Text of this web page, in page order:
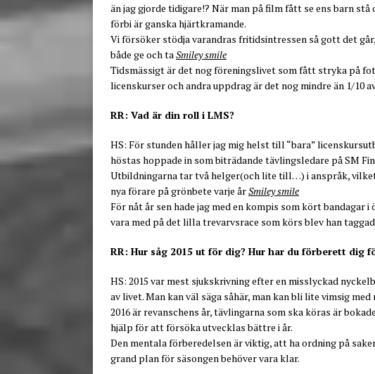
än jag gjorde tidigare!? När man på film fått se ens barn
förbi är ganska hjärtkramande.
Vi försöker stödja varandras fritidsintressen så gott det
både ge och ta Smiley smile
Tidsmässigt är det nog föreningslivet som fått stryka på
licenskurser och andra uppdrag är det nog mindre än 1/10
RR: Vad är din roll i LMS?
HS: För stunden håller jag mig helst till “bara”
höstas hoppade in som biträdande tävlingsledare på SM
Utbildningarna tar två helger(och lite till…) i anspråk,
nya förare på grönbete varje årSmiley smile
För nåt år sen hade jag med en kompis som kört
vara med på det lilla trevarvsrace som körs blev han
RR: Hur såg 2015 ut för dig? Hur har du förberett dig
HS: 2015 var mest sjukskrivning efter en misslyckad
av livet. Man kan väl säga såhär, man kan bli lite vimsig
2016 är revanschens år, tävlingarna som ska köras är
hjälp för att försöka utvecklas bättre i år.
Den mentala förberedelsen är viktig, att ha ordning på
grand plan för säsongen behöver vara klar.